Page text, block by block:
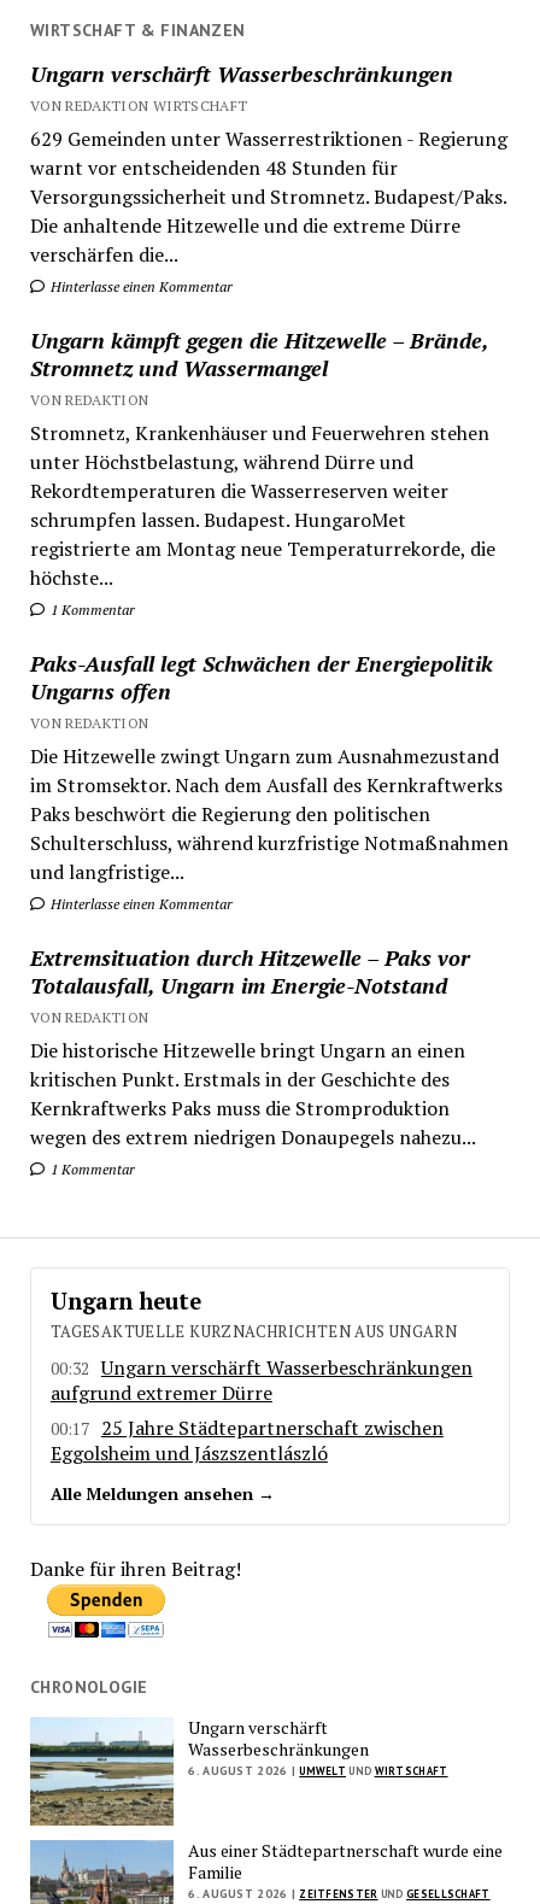
WIRTSCHAFT & FINANZEN
Ungarn verschärft Wasserbeschränkungen
VON REDAKTION WIRTSCHAFT
629 Gemeinden unter Wasserrestriktionen - Regierung
warnt vor entscheidenden 48 Stunden für
Versorgungssicherheit und Stromnetz. Budapest/Paks.
Die anhaltende Hitzewelle und die extreme Dürre
verschärfen die...
Hinterlasse einen Kommentar
Ungarn kämpft gegen die Hitzewelle – Brände,
Stromnetz und Wassermangel
VON REDAKTION
Stromnetz, Krankenhäuser und Feuerwehren stehen
unter Höchstbelastung, während Dürre und
Rekordtemperaturen die Wasserreserven weiter
schrumpfen lassen. Budapest. HungaroMet
registrierte am Montag neue Temperaturrekorde, die
höchste...
1 Kommentar
Paks-Ausfall legt Schwächen der Energiepolitik
Ungarns offen
VON REDAKTION
Die Hitzewelle zwingt Ungarn zum Ausnahmezustand
im Stromsektor. Nach dem Ausfall des Kernkraftwerks
Paks beschwört die Regierung den politischen
Schulterschluss, während kurzfristige Notmaßnahmen
und langfristige...
Hinterlasse einen Kommentar
Extremsituation durch Hitzewelle – Paks vor
Totalausfall, Ungarn im Energie-Notstand
VON REDAKTION
Die historische Hitzewelle bringt Ungarn an einen
kritischen Punkt. Erstmals in der Geschichte des
Kernkraftwerks Paks muss die Stromproduktion
wegen des extrem niedrigen Donaupegels nahezu...
1 Kommentar
Ungarn heute
TAGESAKTUELLE KURZNACHRICHTEN AUS UNGARN
00:32
Ungarn verschärft Wasserbeschränkungen
aufgrund extremer Dürre
00:17
25 Jahre Städtepartnerschaft zwischen
Eggolsheim und Jászszentlászló
Alle Meldungen ansehen →
Danke für ihren Beitrag!
CHRONOLOGIE
Ungarn verschärft
Wasserbeschränkungen
6. AUGUST 2026 | UMWELT UND WIRTSCHAFT
Aus einer Städtepartnerschaft wurde eine
Familie
6. AUGUST 2026 | ZEITFENSTER UNDGESELLSCHAFT